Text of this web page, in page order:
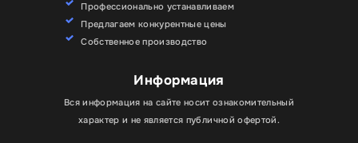
Профессионально устанавливаем
Предлагаем конкурентные цены
Собственное производство
Информация
Вся информация на сайте носит ознакомительный
характер и не является публичной офертой.